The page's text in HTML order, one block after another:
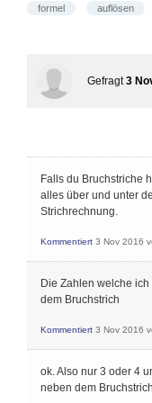
formel auflösen
Gefragt 3
Falls du Bruchstriche
alles über und unter
Strichrechnung.
Kommentiert 3 Nov 2016
Die Zahlen welche
dem Bruchstrich
Kommentiert 3 Nov 2016
ok. Also nur 3 oder 4
neben dem